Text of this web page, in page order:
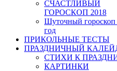
СЧАСТЛИВЫЙ
ГОРОСКОП 2018
Шуточный гороскоп
год
ПРИКОЛЬНЫЕ ТЕСТЫ
ПРАЗДНИЧНЫЙ
СТИХИ К
КАРТИНКИ